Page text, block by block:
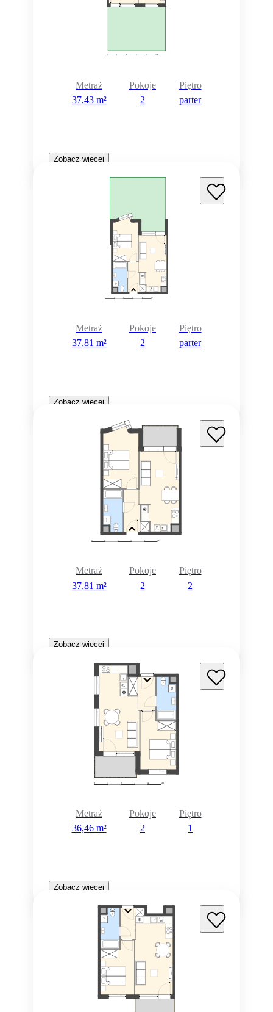
Metraż
37,43 m²
Pokoje
2
Piętro
parter
Zobacz więcej
Metraż
37,81 m²
Pokoje
2
Piętro
parter
Zobacz więcej
Metraż
37,81 m²
Pokoje
2
Piętro
2
Zobacz więcej
Metraż
36,46 m²
Pokoje
2
Piętro
1
Zobacz więcej